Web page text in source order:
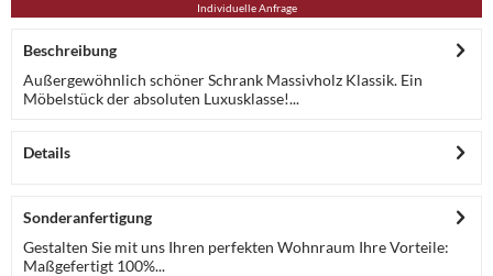
Individuelle Anfrage
Beschreibung
Außergewöhnlich schöner Schrank Massivholz Klassik. Ein
Möbelstück der absoluten Luxusklasse!...
Details
Sonderanfertigung
Gestalten Sie mit uns Ihren perfekten Wohnraum Ihre Vorteile:
Maßgefertigt 100%...